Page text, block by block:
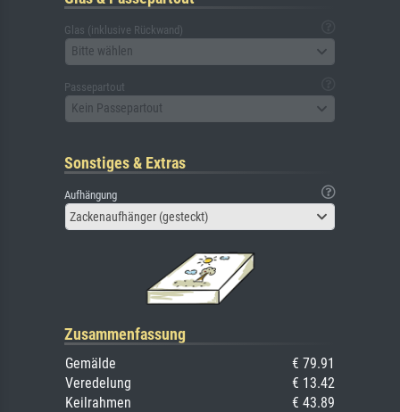
Glas (inklusive Rückwand)
Bitte wählen
Passepartout
Kein Passepartout
Sonstiges & Extras
Aufhängung
Zackenaufhänger (gesteckt)
Zusammenfassung
Gemälde
€ 79.91
Veredelung
€ 13.42
Keilrahmen
€ 43.89